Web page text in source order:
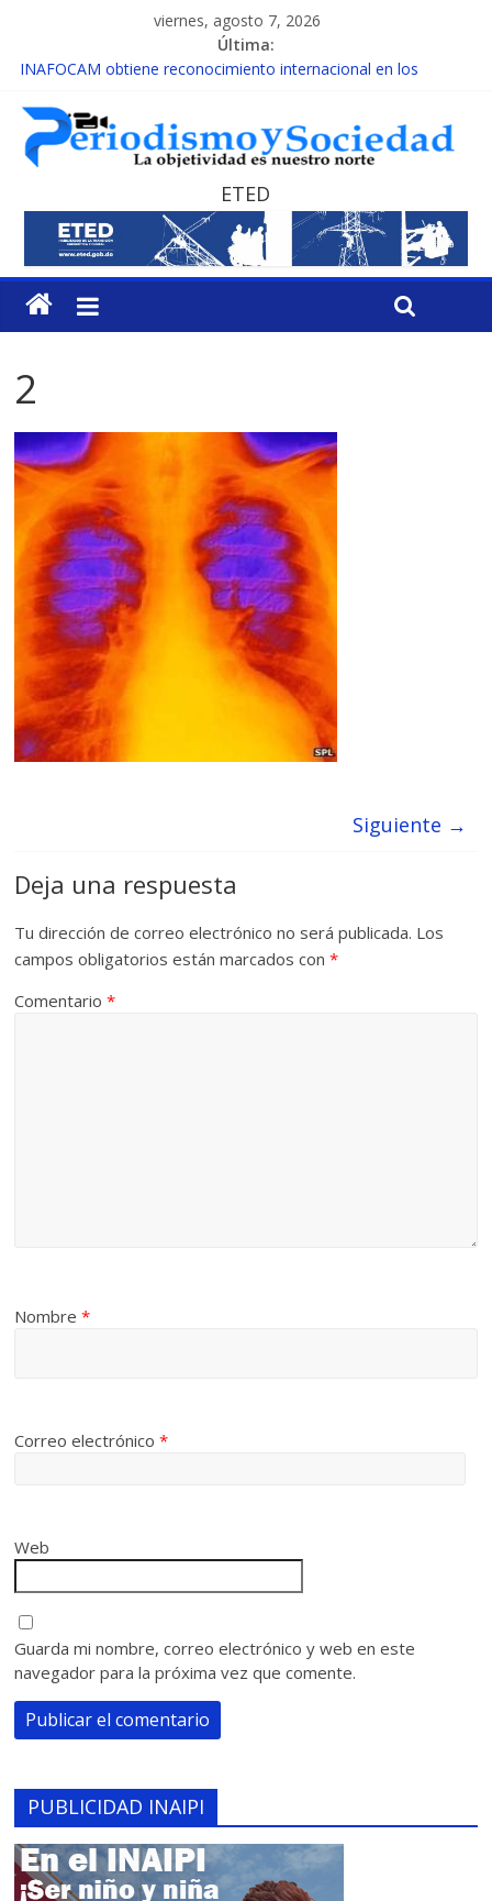
viernes, agosto 7, 2026
Última:
INAFOCAM obtiene reconocimiento internacional en los
15 de febrero de cada año es Día Nacional de la lucha contra el
cáncer infantil
EL ENFOQUE UNILATERAL DE LA COALICIÓN
MESCyT y Universidad Albizu apoyarán rehabilitación de
reclusos
MESCyT presenta calendario de Consulta Nacional por la
Educación
ETED
2
Siguiente →
Deja una respuesta
Tu dirección de correo electrónico no será publicada. Los
campos obligatorios están marcados con*
Comentario*
Nombre*
Correo electrónico*
Web
Guarda mi nombre, correo electrónico y web en este
navegador para la próxima vez que comente.
PUBLICIDAD INAIPI